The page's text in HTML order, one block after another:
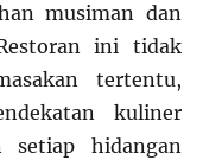
musiman dan
ini tidak
tertentu,
kuliner
setiap hidangan